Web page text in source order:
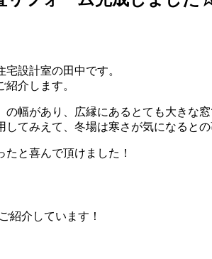
設計室の田中です。
介します。
幅があり、広縁にあるとても大きな窓
てみえて、冬場は寒さが気になるとの
と喜んで頂けました！
紹介しています！